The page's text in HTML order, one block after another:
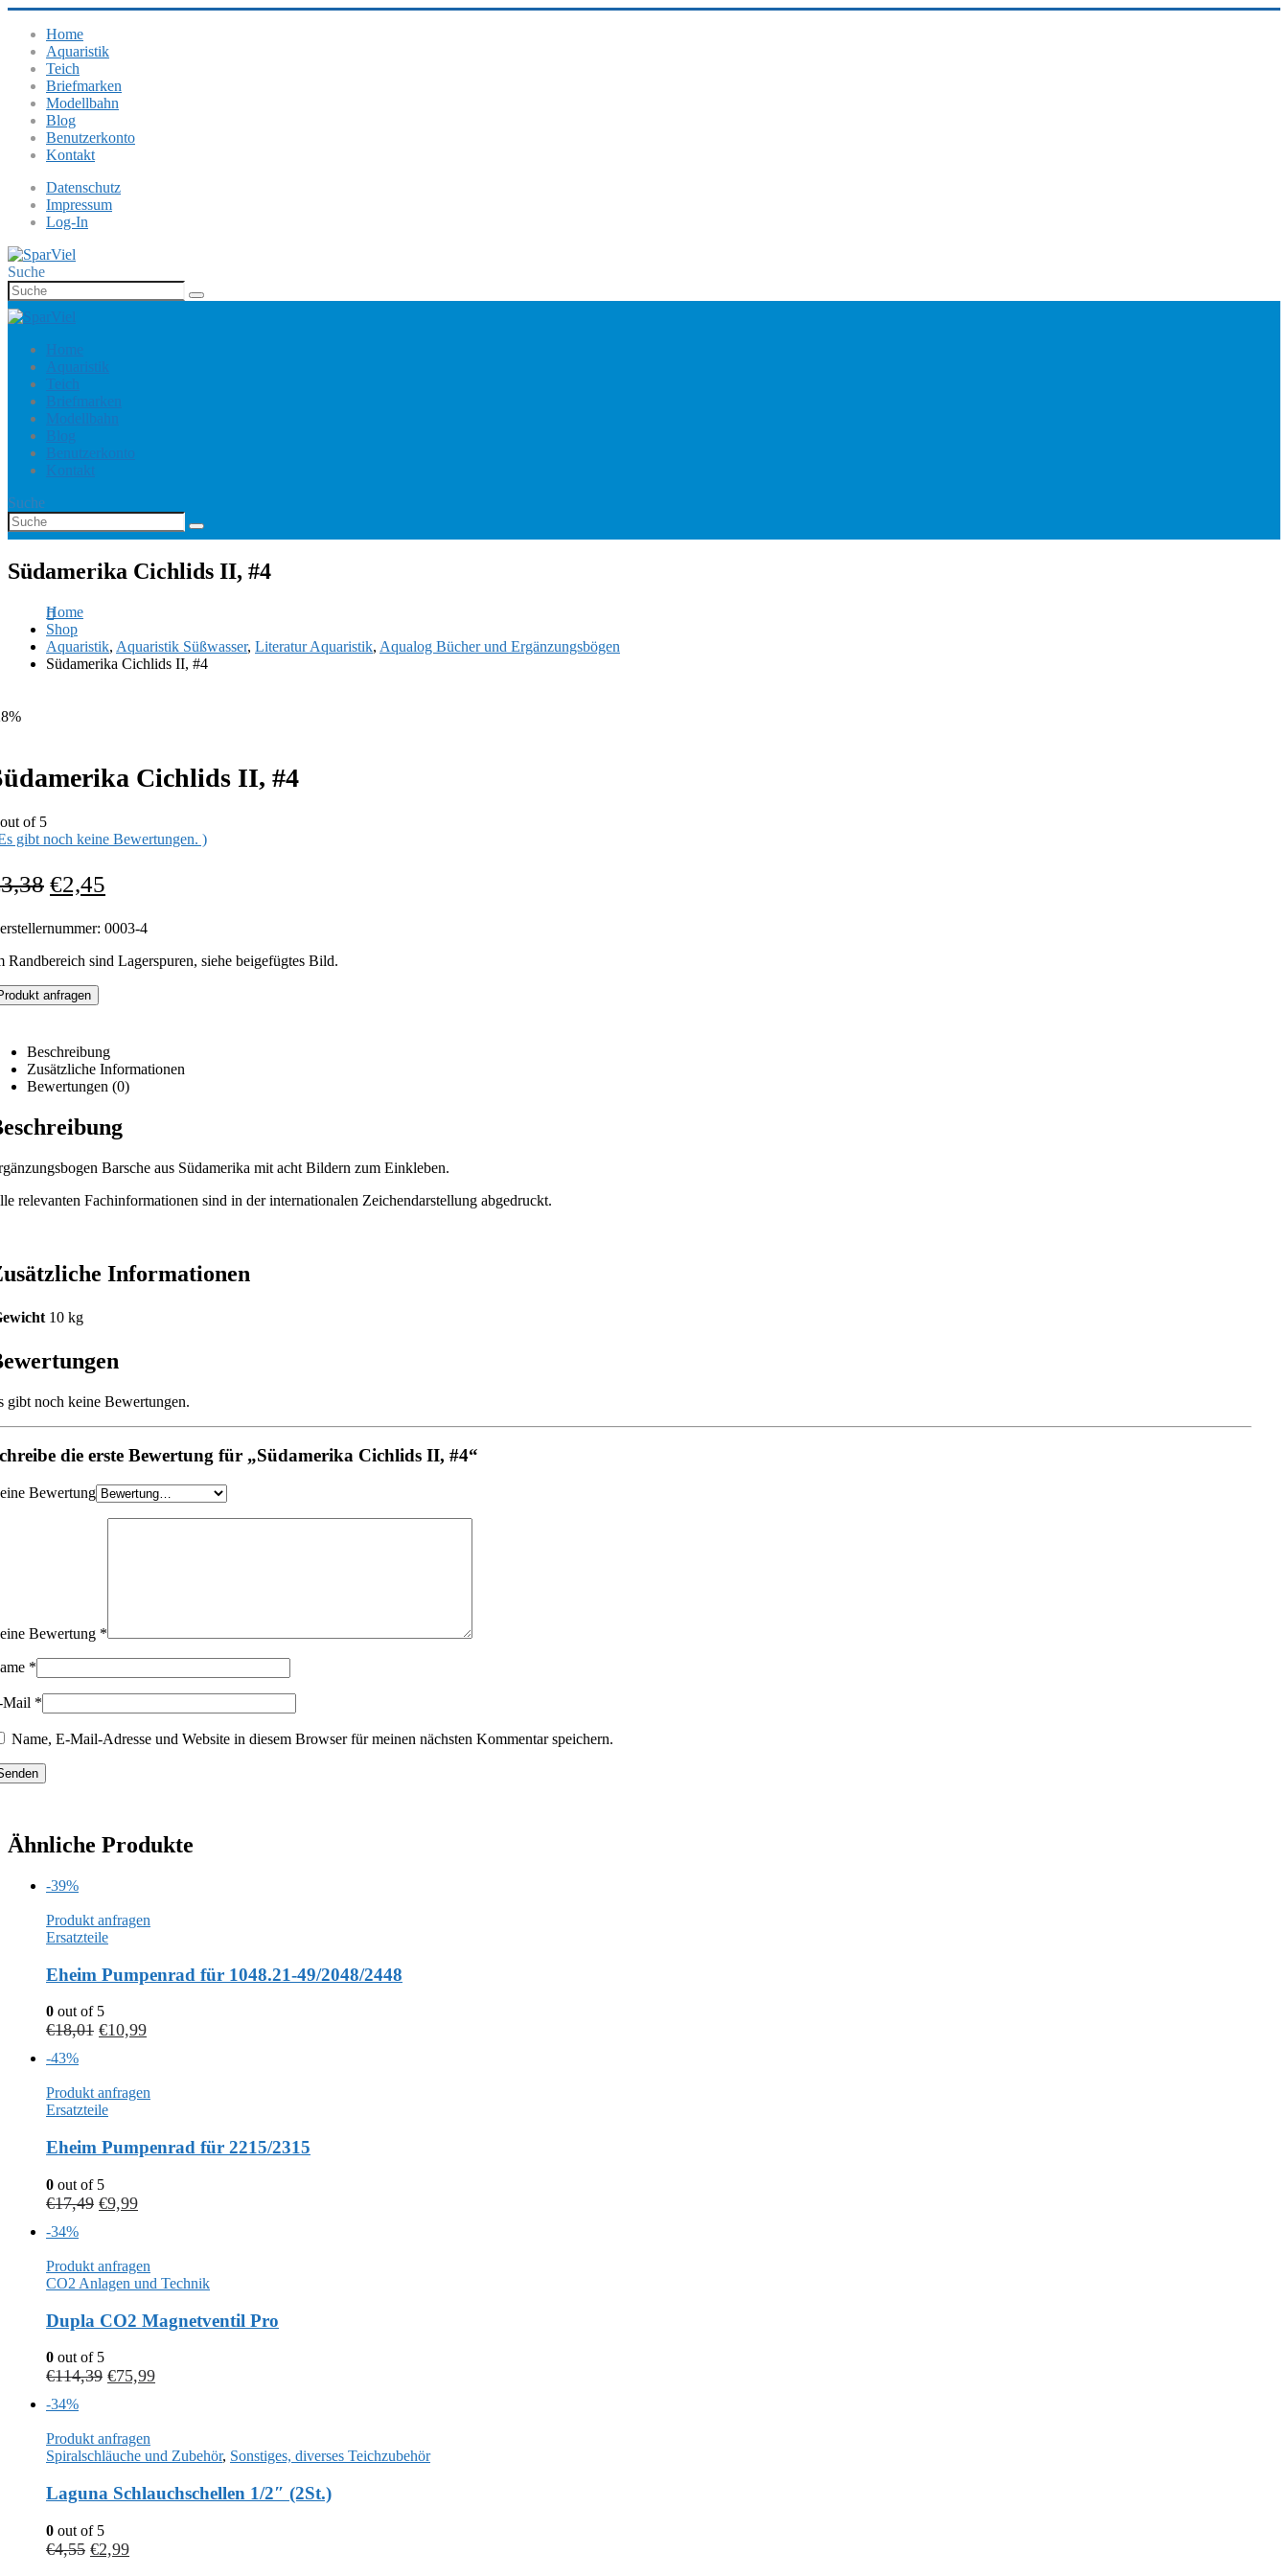
Home
Aquaristik
Teich
Briefmarken
Modellbahn
Blog
Benutzerkonto
Kontakt
Datenschutz
Impressum
Log-In
Suche
Home
Aquaristik
Teich
Briefmarken
Modellbahn
Blog
Benutzerkonto
Kontakt
Suche
Südamerika Cichlids II, #4
Home
Shop
Aquaristik, Aquaristik Süßwasser, Literatur Aquaristik, Aqualog Bücher und Ergänzungsbögen
Südamerika Cichlids II, #4
Cichlids II, #4
of 5
gibt noch keine Bewertungen. )
3,38 €2,45
0003-4
Randbereich sind Lagerspuren, siehe beigefügtes Bild.
anfragen
Beschreibung
Zusätzliche Informationen
Bewertungen (0)
Barsche aus Südamerika mit acht Bildern zum Einkleben.
relevanten Fachinformationen sind in der internationalen Zeichendarstellung abgedruckt.
Informationen
10 kg
gibt noch keine Bewertungen.
die erste Bewertung für „Südamerika Cichlids II, #4“
Bewertung
Bewertung *
*
Mail *
Name, E-Mail-Adresse und Website in diesem Browser für meinen nächsten Kommentar speichern.
Ähnliche Produkte
-39%
Produkt anfragen
Ersatzteile
Eheim Pumpenrad für 1048.21-49/2048/2448
0 out of 5
€18,01 €10,99
-43%
Produkt anfragen
Ersatzteile
Eheim Pumpenrad für 2215/2315
0 out of 5
€17,49 €9,99
-34%
Produkt anfragen
CO2 Anlagen und Technik
Dupla CO2 Magnetventil Pro
0 out of 5
€114,39 €75,99
-34%
Produkt anfragen
Spiralschläuche und Zubehör, Sonstiges, diverses Teichzubehör
Laguna Schlauchschellen 1/2″ (2St.)
0 out of 5
€4,55 €2,99